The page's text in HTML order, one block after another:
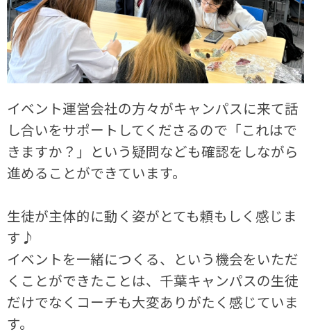
イベント運営会社の方々がキャンパスに来て話
し合いをサポートしてくださるので「これはで
きますか？」という疑問なども確認をしながら
進めることができています。
生徒が主体的に動く姿がとても頼もしく感じま
す♪
イベントを一緒につくる、という機会をいただ
くことができたことは、千葉キャンパスの生徒
だけでなくコーチも大変ありがたく感じていま
す。